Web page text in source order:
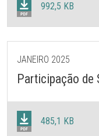
992,5 KB
JANEIRO 2025
Participação de
485,1 KB